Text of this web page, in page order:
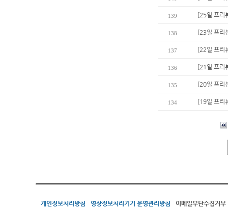
139 [25일 프리
138 [23일 프리
137 [22일 프리
136 [21일 프리
135 [20일 프리
134 [19일 프리
개인정보처리방침 영상정보처리기기 운영관리방침 이메일무단수집거부